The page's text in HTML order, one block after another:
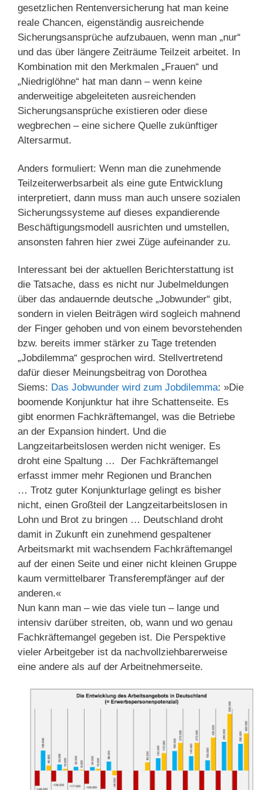
gesetzlichen Rentenversicherung hat man keine
reale Chancen, eigenständig ausreichende
Sicherungsansprüche aufzubauen, wenn man „nur“
und das über längere Zeiträume Teilzeit arbeitet. In
Kombination mit den Merkmalen „Frauen“ und
„Niedriglöhne“ hat man dann – wenn keine
anderweitige abgeleiteten ausreichenden
Sicherungsansprüche existieren oder diese
wegbrechen – eine sichere Quelle zukünftiger
Altersarmut.
Anders formuliert: Wenn man die zunehmende
Teilzeiterwerbsarbeit als eine gute Entwicklung
interpretiert, dann muss man auch unsere sozialen
Sicherungssysteme auf dieses expandierende
Beschäftigungsmodell ausrichten und umstellen,
ansonsten fahren hier zwei Züge aufeinander zu.
Interessant bei der aktuellen Berichterstattung ist
die Tatsache, dass es nicht nur Jubelmeldungen
über das andauernde deutsche „Jobwunder“ gibt,
sondern in vielen Beiträgen wird sogleich mahnend
der Finger gehoben und von einem bevorstehenden
bzw. bereits immer stärker zu Tage tretenden
„Jobdilemma“ gesprochen wird. Stellvertretend
dafür dieser Meinungsbeitrag von Dorothea
Siems: Das Jobwunder wird zum Jobdilemma: »Die
boomende Konjunktur hat ihre Schattenseite. Es
gibt enormen Fachkräftemangel, was die Betriebe
an der Expansion hindert. Und die
Langzeitarbeitslosen werden nicht weniger. Es
droht eine Spaltung … Der Fachkräftemangel
erfasst immer mehr Regionen und Branchen
… Trotz guter Konjunkturlage gelingt es bisher
nicht, einen Großteil der Langzeitarbeitslosen in
Lohn und Brot zu bringen … Deutschland droht
damit in Zukunft ein zunehmend gespaltener
Arbeitsmarkt mit wachsendem Fachkräftemangel
auf der einen Seite und einer nicht kleinen Gruppe
kaum vermittelbarer Transferempfänger auf der
anderen.«
Nun kann man – wie das viele tun – lange und
intensiv darüber streiten, ob, wann und wo genau
Fachkräftemangel gegeben ist. Die Perspektive
vieler Arbeitgeber ist da nachvollziehbarerweise
eine andere als auf der Arbeitnehmerseite.